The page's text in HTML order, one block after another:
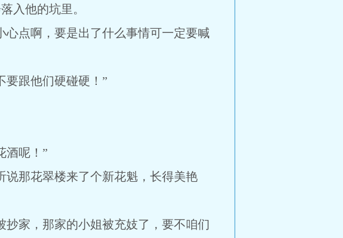
入他的坑里。
点啊，要是出了什么事情可一定要喊
要跟他们硬碰硬！”
酒呢！”
说那花翠楼来了个新花魁，长得美艳
家，那家的小姐被充妓了，要不咱们